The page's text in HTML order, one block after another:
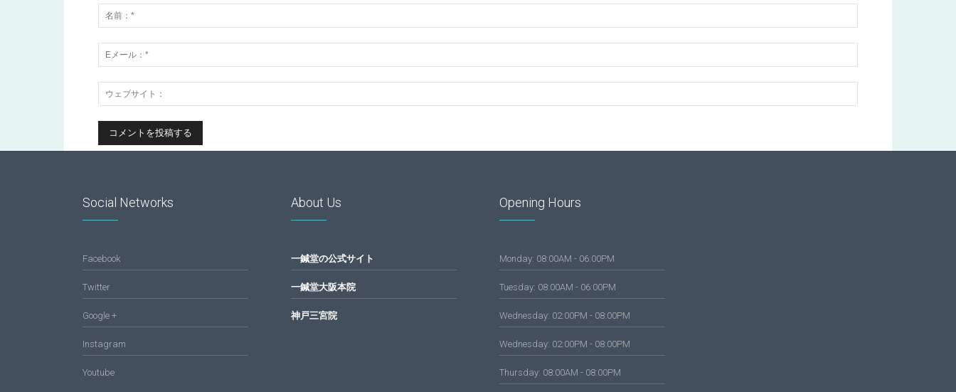
Social Networks
Facebook
Twitter
Google +
Instagram
Youtube
About Us
一鍼堂の公式サイト
一鍼堂大阪本院
神戸三宮院
Opening Hours
Monday: 08:00AM - 06:00PM
Tuesday: 08:00AM - 06:00PM
Wednesday: 02:00PM - 08:00PM
Wednesday: 02:00PM - 08:00PM
Thursday: 08:00AM - 08:00PM